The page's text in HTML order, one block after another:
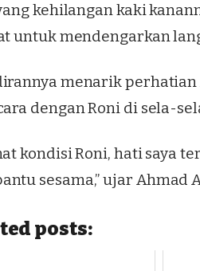
kehilangan kaki
untuk mendengarkan
menarik
dengan Roni di sela-
kondisi Roni, hati saya
sesama,” ujar Ahmad
posts: